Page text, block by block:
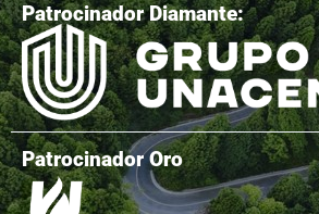
Patrocinador Diamante:
Patrocinador Oro